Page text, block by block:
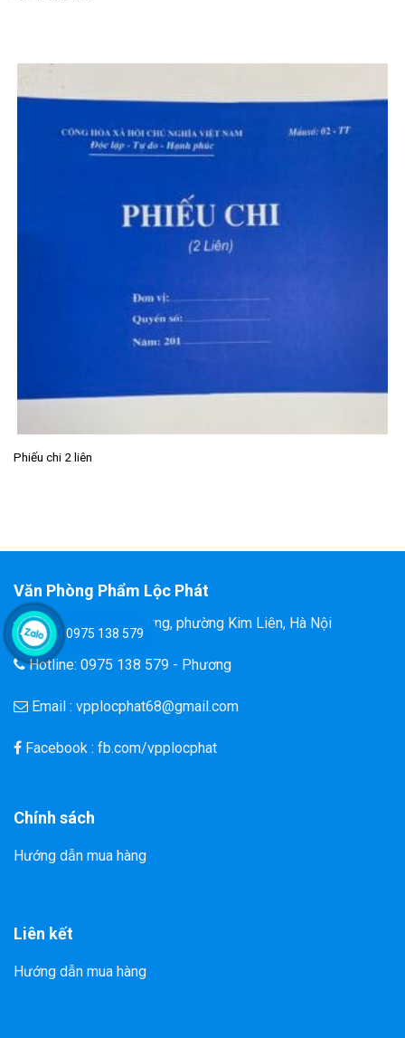
Phiếu chi 2 liên
Văn Phòng Phẩm Lộc Phát
Đ/C: 58 Tôn Thất Tùng, phường Kim Liên, Hà Nội
Hotline: 0975 138 579 - Phương
Email : vpplocphat68@gmail.com
Facebook : fb.com/vpplocphat
Chính sách
Hướng dẫn mua hàng
Liên kết
Hướng dẫn mua hàng
0975 138 579